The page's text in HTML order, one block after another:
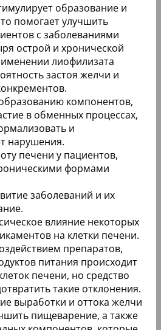
образование и
помогает улучшить
с заболеваниями
острой и хронической
лиофилизата
застоя желчи и
компонентов,
в обменных процессах,
и
нарушения.
печени у пациентов,
формами
заболеваний и их
влияние некоторых
на клетки печени.
препаратов,
питания происходит
печени, но средство
такие отклонения.
выработки и оттока желчи
пищеварение, а также